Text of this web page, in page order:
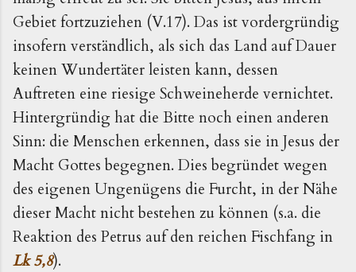
Gebiet fortzuziehen (V.17). Das ist vordergründig
insofern verständlich, als sich das Land auf Dauer
keinen Wundertäter leisten kann, dessen
Auftreten eine riesige Schweineherde vernichtet.
Hintergründig hat die Bitte noch einen anderen
Sinn: die Menschen erkennen, dass sie in Jesus der
Macht Gottes begegnen. Dies begründet wegen
des eigenen Ungenügens die Furcht, in der Nähe
dieser Macht nicht bestehen zu können (s.a. die
Reaktion des Petrus auf den reichen Fischfang in
Lk 5,8).